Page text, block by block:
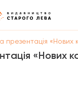
презентація «Нових
«Нових